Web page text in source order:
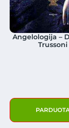
Angelologija –
Trussoni